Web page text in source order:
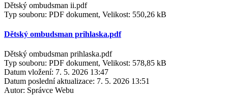
Dětský ombudsman ii.pdf
Typ souboru: PDF dokument, Velikost: 550,26 kB
Dětský ombudsman prihlaska.pdf
Dětský ombudsman prihlaska.pdf
Typ souboru: PDF dokument, Velikost: 578,85 kB
Datum vložení: 7. 5. 2026 13:47
Datum poslední aktualizace: 7. 5. 2026 13:51
Autor: Správce Webu